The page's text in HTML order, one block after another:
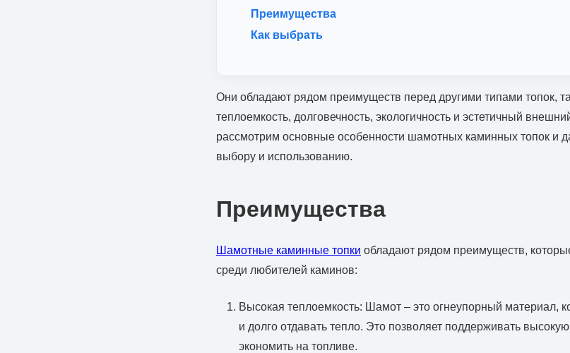
Преимущества
Как выбрать
Они обладают рядом преимуществ перед другими типами топок,
теплоемкость, долговечность, экологичность и эстетичный
рассмотрим основные особенности шамотных каминных топок и
выбору и использованию.
Преимущества
Шамотные каминные топки обладают рядом преимуществ,
среди любителей каминов:
Высокая теплоемкость: Шамот – это огнеупорный материал,
и долго отдавать тепло. Это позволяет поддерживать
экономить на топливе.